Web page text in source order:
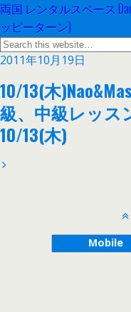
両国 レンタルスペース
ッピーターン)
2011年10月19日
10/13(木
級、中級レッス
10/13(木)
Mobile